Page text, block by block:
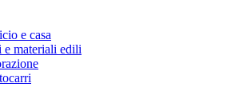
e casa
e materiali edili